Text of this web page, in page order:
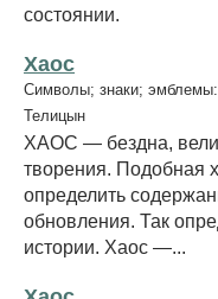
состоянии.
Хаос
Символы; знаки;
Телицын
ХАОС — бездна,
творения. Подобная
определить
обновления. Так
истории. Хаос —...